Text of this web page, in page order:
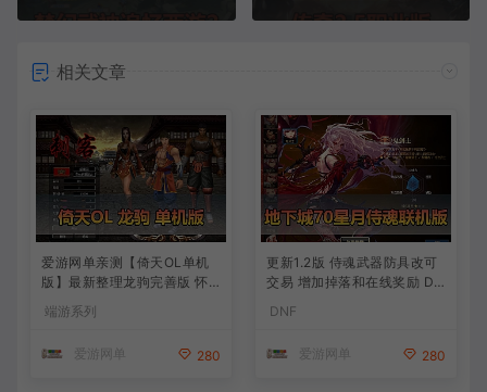
相关文章
爱游网单亲测【倚天OL单机
版】最新整理龙驹完善版 怀
发物品装备 虚拟机一键端 视
端游系列
爱游网单 280
更新1.2版 侍魂武器防具改可
交易 增加掉落和在线奖励 DN
丰富异次元技能装备词条 护
能徽章 史诗装备特效徽章 技
DNF
爱游网单 280